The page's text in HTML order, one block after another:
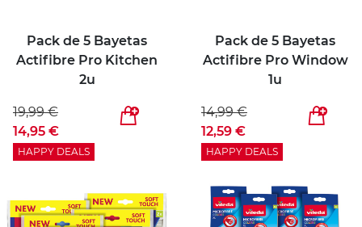
Pack de 5 Bayetas
Actifibre Pro Kitchen
2u
19,99 €
14,95 €
HAPPY DEALS
Pack de 5 Bayetas
Actifibre Pro Window
1u
14,99 €
12,59 €
HAPPY DEALS